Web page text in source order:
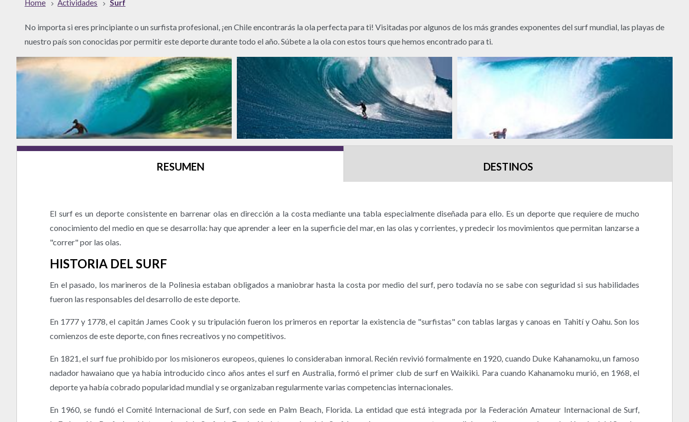
Home Actividades Surf
No importa si eres principiante o un surfista profesional, ¡en Chile encontrarás la ola perfecta para ti! Visitadas por algunos de los más grandes exponentes del surf mundial, las playas de
nuestro país son conocidas por permitir este deporte durante todo el año. Súbete a la ola con estos tours que hemos encontrado para ti.
RESUMEN DESTINOS
El surf es un deporte consistente en barrenar olas en dirección a la costa mediante una tabla especialmente diseñada para ello. Es un deporte que requiere de mucho
conocimiento del medio en que se desarrolla: hay que aprender a leer en la superficie del mar, en las olas y corrientes, y predecir los movimientos que permitan lanzarse a
"correr" por las olas.
HISTORIA DEL SURF
En el pasado, los marineros de la Polinesia estaban obligados a maniobrar hasta la costa por medio del surf, pero todavía no se sabe con seguridad si sus habilidades
fueron las responsables del desarrollo de este deporte.
En 1777 y 1778, el capitán James Cook y su tripulación fueron los primeros en reportar la existencia de "surfistas" con tablas largas y canoas en Tahití y Oahu. Son los
comienzos de este deporte, con fines recreativos y no competitivos.
En 1821, el surf fue prohibido por los misioneros europeos, quienes lo consideraban inmoral. Recién revivió formalmente en 1920, cuando Duke Kahanamoku, un famoso
nadador hawaiano que ya había introducido cinco años antes el surf en Australia, formó el primer club de surf en Waikiki. Para cuando Kahanamoku murió, en 1968, el
deporte ya había cobrado popularidad mundial y se organizaban regularmente varias competencias internacionales.
En 1960, se fundó el Comité Internacional de Surf, con sede en Palm Beach, Florida. La entidad que está integrada por la Federación Amateur Internacional de Surf,